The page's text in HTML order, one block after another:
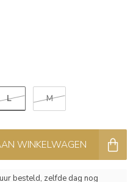
L M
WINKELWAGEN
besteld, zelfde dag nog